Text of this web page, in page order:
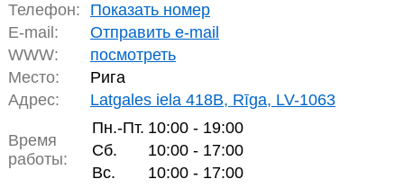
Телефон:
Показать номер
E-mail:
Отправить e-mail
WWW:
посмотреть
Место:
Рига
Адрес:
Latgales iela 418B, Rīga, LV-1063
Время
работы:
Пн.-Пт. 10:00 - 19:00
Сб.
10:00 - 17:00
Вс.
10:00 - 17:00